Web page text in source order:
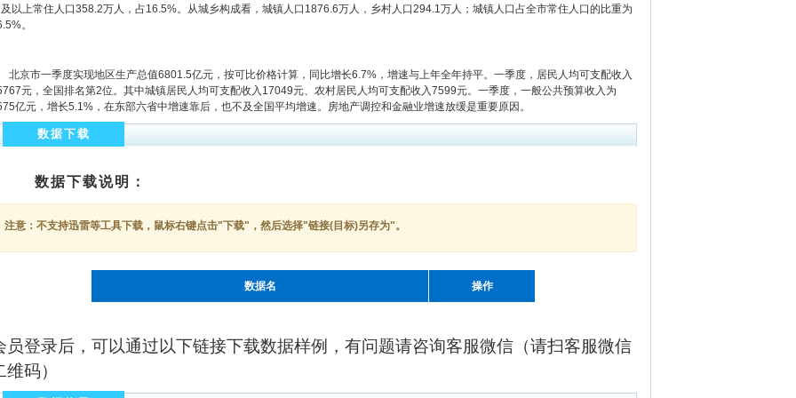
以上常住人口358.2万人，占16.5%。从城乡构成看，城镇人口1876.6万人，乡村人口294.1万人；城镇人口占全市常住人口的比重为
。
京市一季度实现地区生产总值6801.5亿元，按可比价格计算，同比增长6.7%，增速与上年全年持平。一季度，居民人均可支配收入
元，全国排名第2位。其中城镇居民人均可支配收入17049元、农村居民人均可支配收入7599元。一季度，一般公共预算收入为
亿元，增长5.1%，在东部六省中增速靠后，也不及全国平均增速。房地产调控和金融业增速放缓是重要原因。
数据下载
数据下载说明：
注意：不支持迅雷等工具下载，鼠标右键点击"下载"，然后选择"链接(目标)另存为"。
数据名 操作
员登录后，可以通过以下链接下载数据样例，有问题请咨询客服微信（请扫客服微信
维码）